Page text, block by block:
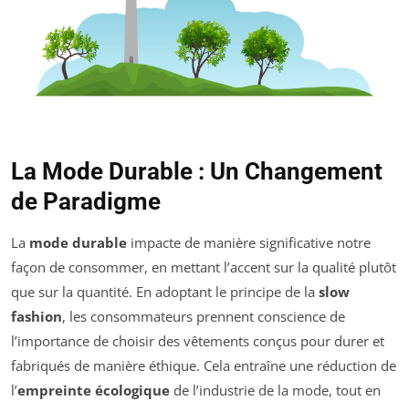
La Mode Durable : Un Changement
de Paradigme
La mode durable impacte de manière significative notre
façon de consommer, en mettant l’accent sur la qualité plutôt
que sur la quantité. En adoptant le principe de la slow
fashion, les consommateurs prennent conscience de
l’importance de choisir des vêtements conçus pour durer et
fabriqués de manière éthique. Cela entraîne une réduction de
l’empreinte écologique de l’industrie de la mode, tout en